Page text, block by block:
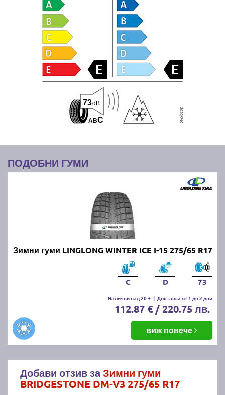
ABC
73dB
ПОДОБНИ ГУМИ
Зимни гуми LINGLONG WINTER ICE I-15 275/65 R17
C D 73
Налични над 20 + | Доставка от 1 до 2 дни
112.87 € / 220.75 лв.
виж повече
Добави отзив заЗимни гуми
BRIDGESTONE DM-V3 275/65 R17